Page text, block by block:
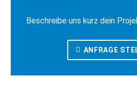
Beschreibe uns kurz dein
ANFRAGE